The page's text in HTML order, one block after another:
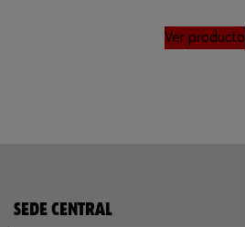
Ver producto
SEDE CENTRAL